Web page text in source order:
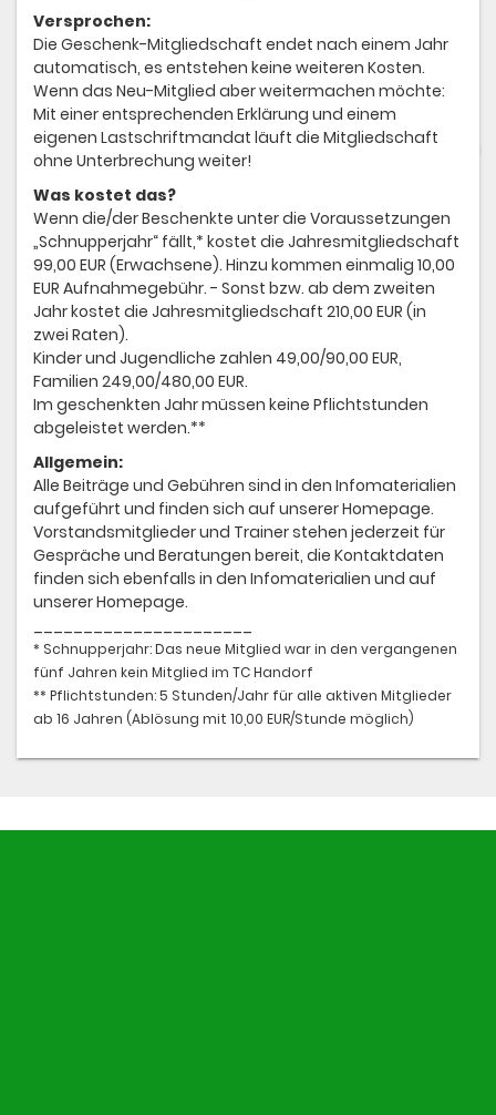
Versprochen:
Die Geschenk-Mitgliedschaft endet nach einem Jahr
automatisch, es entstehen keine weiteren Kosten.
Wenn das Neu-Mitglied aber weitermachen möchte:
Mit einer entsprechenden Erklärung und einem
eigenen Lastschriftmandat läuft die Mitgliedschaft
ohne Unterbrechung weiter!
Was kostet das?
Wenn die/der Beschenkte unter die Voraussetzungen
„Schnupperjahr“ fällt,* kostet die Jahresmitgliedschaft
99,00 EUR (Erwachsene). Hinzu kommen einmalig 10,00
EUR Aufnahmegebühr. - Sonst bzw. ab dem zweiten
Jahr kostet die Jahresmitgliedschaft 210,00 EUR (in
zwei Raten).
Kinder und Jugendliche zahlen 49,00/90,00 EUR,
Familien 249,00/480,00 EUR.
Im geschenkten Jahr müssen keine Pflichtstunden
abgeleistet werden.**
Allgemein:
Alle Beiträge und Gebühren sind in den Infomaterialien
aufgeführt und finden sich auf unserer Homepage.
Vorstandsmitglieder und Trainer stehen jederzeit für
Gespräche und Beratungen bereit, die Kontaktdaten
finden sich ebenfalls in den Infomaterialien und auf
unserer Homepage.
* Schnupperjahr: Das neue Mitglied war in den vergangenen
fünf Jahren kein Mitglied im TC Handorf
** Pflichtstunden: 5 Stunden/Jahr für alle aktiven Mitglieder
ab 16 Jahren (Ablösung mit 10,00 EUR/Stunde möglich)